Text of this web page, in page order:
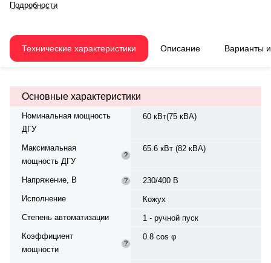
Greaves Power 3G11TAG26,
регулятором оборотов. Объём
двигателя — 3.66 л. Система
Частота вращения — 1500 об/
мин. Генератор синхронный, 3-
изоляции H. Расход топлива: 17.5
л/ч при 100% нагрузке, 13.3 л/ч
Deep Sea DSE 4522, степень
защиты IP 23. Степень сжатия —
2500×1150×1555 мм.
Производство: Индия, гарантия
моточасов.
Подробности
Технические характеристики Описание Варианты
Основные характеристики
Номинальная мощность
ДГУ
60 кВт(75 кВА)
Максимальная
мощность ДГУ
?
65.6 кВт (82 кВА)
Напряжение, В ?
230/400 В
Исполнение
Кожух
Степень автоматизации
1 - ручной пуск
Коэффициент
мощности
?
0.8 cos φ